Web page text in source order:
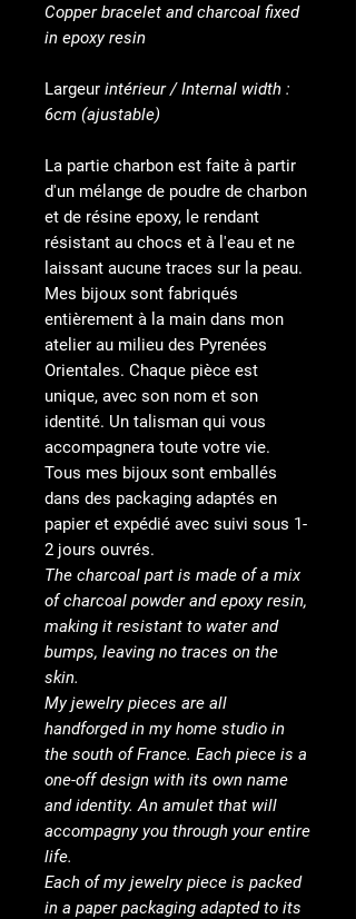
Copper bracelet and charcoal fixed
in epoxy resin
Largeur intérieur / Internal width :
6cm (ajustable)
La partie charbon est faite à partir
d'un mélange de poudre de charbon
et de résine epoxy, le rendant
résistant au chocs et à l'eau et ne
laissant aucune traces sur la peau.
Mes bijoux sont fabriqués
entièrement à la main dans mon
atelier au milieu des Pyrenées
Orientales. Chaque pièce est
unique, avec son nom et son
identité. Un talisman qui vous
accompagnera toute votre vie.
Tous mes bijoux sont emballés
dans des packaging adaptés en
papier et expédié avec suivi sous 1-
2 jours ouvrés.
The charcoal part is made of a mix
of charcoal powder and epoxy resin,
making it resistant to water and
bumps, leaving no traces on the
skin.
My jewelry pieces are all
handforged in my home studio in
the south of France. Each piece is a
one-off design with its own name
and identity. An amulet that will
accompagny you through your entire
life.
Each of my jewelry piece is packed
in a paper packaging adapted to its